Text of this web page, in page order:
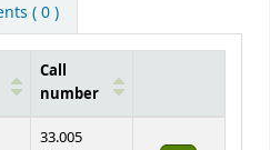
( 0 )
Call
number
33.005